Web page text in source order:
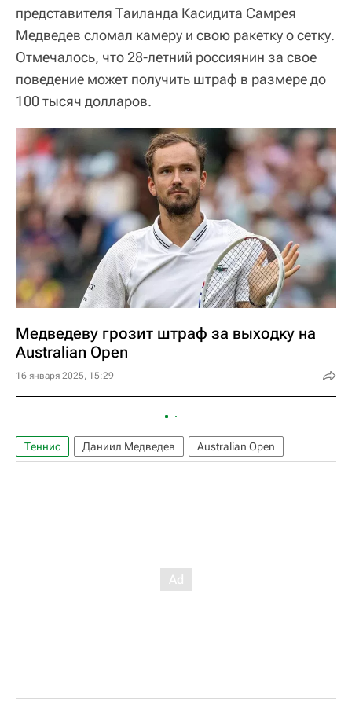
представителя Таиланда Касидита Самрея
Медведев сломал камеру и свою ракетку о сетку.
Отмечалось, что 28-летний россиянин за свое
поведение может получить штраф в размере до
100 тысяч долларов.
Медведеву грозит штраф за выходку на
Australian Open
16 января 2025, 15:29
Теннис Даниил Медведев Australian Open